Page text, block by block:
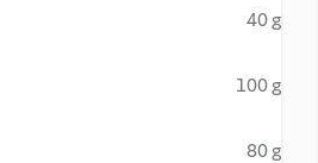
40 g
100 g
80 g